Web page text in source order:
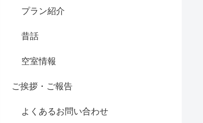
プラン紹介
昔話
空室情報
ご挨拶・ご報告
よくあるお問い合わせ